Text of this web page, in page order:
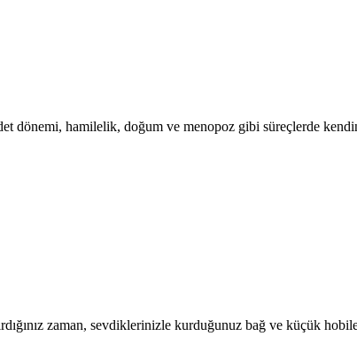
dönemi, hamilelik, doğum ve menopoz gibi süreçlerde
zaman, sevdiklerinizle kurduğunuz bağ ve küçük